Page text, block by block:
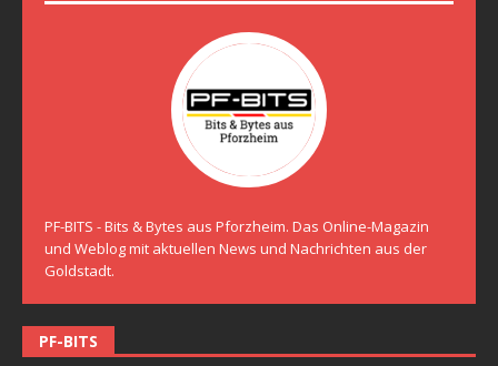
PF-BITS - Bits & Bytes aus Pforzheim. Das Online-Magazin
und Weblog mit aktuellen News und Nachrichten aus der
Goldstadt.
PF-BITS